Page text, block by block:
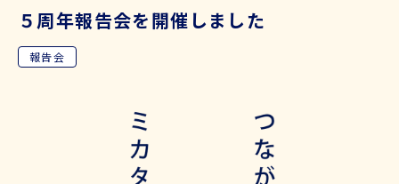
５周年報告会を開催しました
報告会